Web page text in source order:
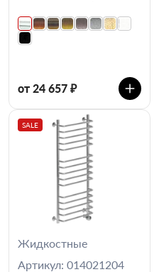
от 24 657 ₽
SALE
Жидкостные
Артикул: 014021204